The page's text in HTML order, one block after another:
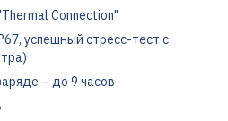
Connection"
успешный стресс-тест с
– до 9 часов